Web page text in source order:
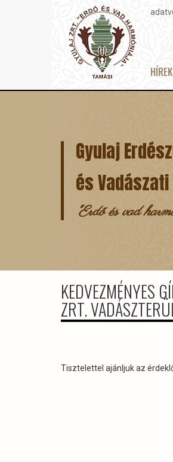
Main
HÍREK
Gyulaj
és
"Erdő és vad
KEDVEZMÉNYES
ZRT.
Tisztelettel ajánljuk az